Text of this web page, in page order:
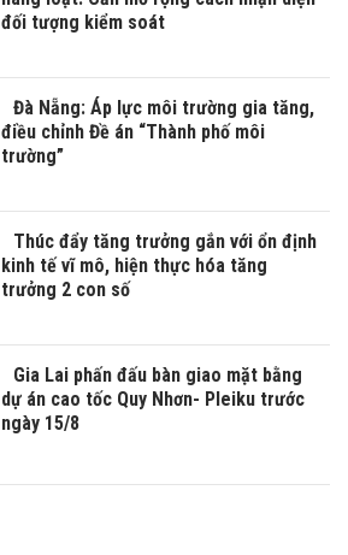
đối tượng kiểm soát
Đà Nẵng: Áp lực môi trường gia tăng,
điều chỉnh Đề án “Thành phố môi
trường”
Thúc đẩy tăng trưởng gắn với ổn định
kinh tế vĩ mô, hiện thực hóa tăng
trưởng 2 con số
Gia Lai phấn đấu bàn giao mặt bằng
dự án cao tốc Quy Nhơn- Pleiku trước
ngày 15/8